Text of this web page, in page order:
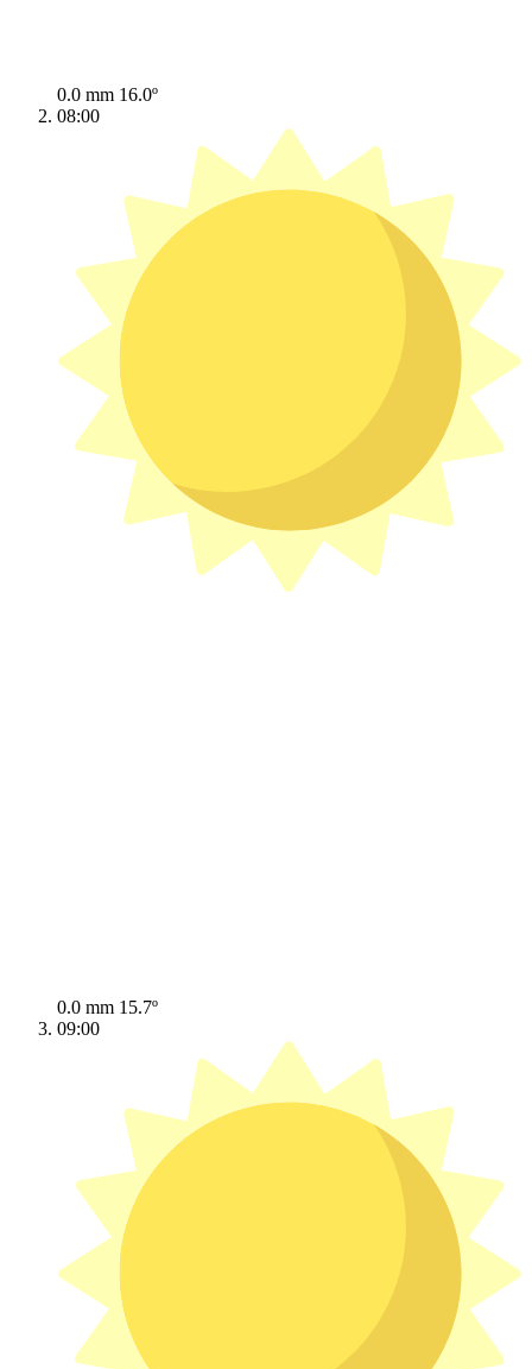
0.0 mm 16.0º
08:00
0.0 mm 15.7º
09:00